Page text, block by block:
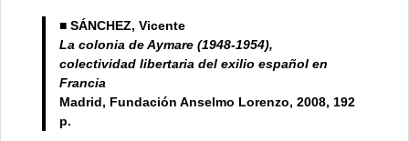
■ SÁNCHEZ, Vicente
La colonia de Aymare (1948-1954),
colectividad libertaria del exilio español en
Francia
Madrid, Fundación Anselmo Lorenzo, 2008, 192
p.